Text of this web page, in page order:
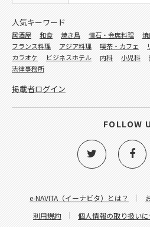
e-NAVITA（イーナビタ）とは？
利用規約
個人情報の取り扱い
人気キーワード
居酒屋 和食 焼き鳥 懐石・会席料理
フランス料理
アジア料理 喫茶・カフェ
カラオケ
ビジネスホテル 内科 小児科
法律事務所
掲載者ログイン
FOLLOW